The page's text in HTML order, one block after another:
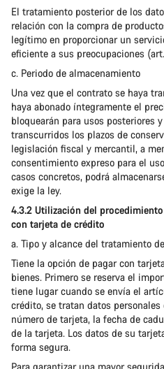
El tratamiento posterior de los
relación con la compra de
legítimo en proporcionar un
eficiente a sus preocupaciones
c. Periodo de almacenamiento
Una vez que el contrato se haya
haya abonado íntegramente el
bloquearán para usos posteriores
transcurridos los plazos de
legislación fiscal y mercantil, a
consentimiento expreso para el
casos concretos, podrá
exige la ley.
4.3.2 Utilización del
con tarjeta de crédito
a. Tipo y alcance del tratamiento
Tiene la opción de pagar con
bienes. Primero se reserva el
tiene lugar cuando se envía el
crédito, se tratan datos
número de tarjeta, la fecha de
de la tarjeta. Los datos de su
forma segura.